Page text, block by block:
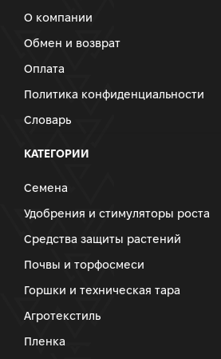
О компании
Обмен и возврат
Оплата
Политика конфиденциальности
Словарь
КАТЕГОРИИ
Семена
Удобрения и стимуляторы роста
Средства защиты растений
Почвы и торфосмеси
Горшки и техническая тара
Агротекстиль
Пленка